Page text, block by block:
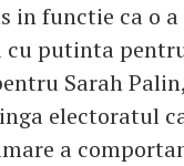
in functie ca o
putinta
Sarah
electoratul
a